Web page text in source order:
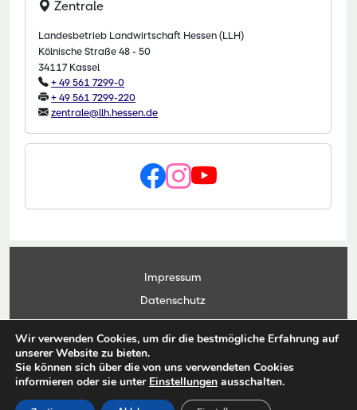
Zentrale
Landesbetrieb Landwirtschaft Hessen (LLH)
Kölnische Straße 48 - 50
34117 Kassel
+ 49 561 7299-0
+ 49 561 7299-220
zentrale@llh.hessen.de
Impressum
Datenschutz
Kontakt
Anwendungsportal
© Copyright Landesbetrieb Landwirtschaft Hessen 2026
Wir verwenden Cookies, um dir die bestmögliche Erfahrung auf
unserer Website zu bieten.
Sie können sich über die von uns verwendeten Cookies
informieren oder sie unter Einstellungen ausschalten.